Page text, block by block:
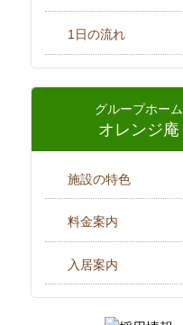
1日の流れ
グループホーム
オレンジ庵
施設の特色
料金案内
入居案内